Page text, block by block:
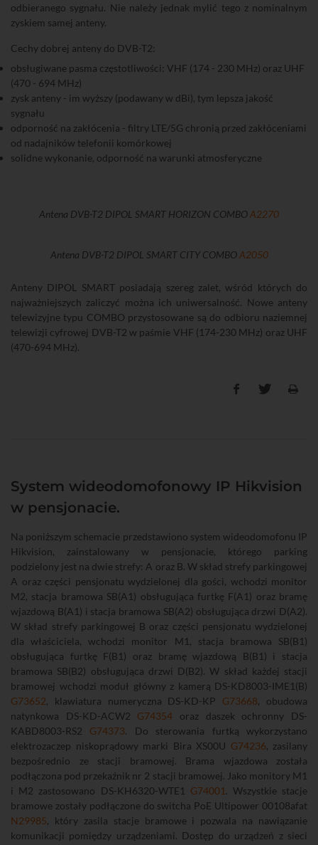
odbieranego sygnału. Nie należy jednak mylić tego z nominalnym
zyskiem samej anteny.
Cechy dobrej anteny do DVB-T2:
obsługiwane pasma częstotliwości: VHF (174 - 230 MHz) oraz UHF
(470 - 694 MHz)
zysk anteny - im wyższy (podawany w dBi), tym lepsza jakość
sygnału
odporność na zakłócenia - filtry LTE/5G chronią przed zakłóceniami
od nadajników telefonii komórkowej
solidne wykonanie, odporność na warunki atmosferyczne
Antena DVB-T2 DIPOL SMART HORIZON COMBOA2270
Antena DVB-T2 DIPOL SMART CITY COMBOA2050
Anteny DIPOL SMART posiadają szereg zalet, wśród których do
najważniejszych zaliczyć można ich uniwersalność. Nowe anteny
telewizyjne typu COMBO przystosowane są do odbioru naziemnej
telewizji cyfrowej DVB-T2 w paśmie VHF (174-230 MHz) oraz UHF
(470-694 MHz).
System wideodomofonowy IP Hikvision
w pensjonacie.
Na poniższym schemacie przedstawiono system wideodomofonu IP
Hikvision, zainstalowany w pensjonacie, którego parking
podzielony jest na dwie strefy: A oraz B. W skład strefy parkingowej
A oraz części pensjonatu wydzielonej dla gości, wchodzi monitor
M2, stacja bramowa SB(A1) obsługująca furtkę F(A1) oraz bramę
wjazdową B(A1) i stacja bramowa SB(A2) obsługująca drzwi D(A2).
W skład strefy parkingowej B oraz części pensjonatu wydzielonej
dla właściciela, wchodzi monitor M1, stacja bramowa SB(B1)
obsługująca furtkę F(B1) oraz bramę wjazdową B(B1) i stacja
bramowa SB(B2) obsługująca drzwi D(B2). W skład każdej stacji
bramowej wchodzi moduł główny z kamerą DS-KD8003-IME1(B)
G73652, klawiatura numeryczna DS-KD-KP G73668, obudowa
natynkowa DS-KD-ACW2 G74354 oraz daszek ochronny DS-
KABD8003-RS2 G74373. Do sterowania furtką wykorzystano
elektrozaczep niskoprądowy marki Bira XS00U G74236, zasilany
bezpośrednio ze stacji bramowej. Brama wjazdowa została
podłączona pod przekaźnik nr 2 stacji bramowej. Jako monitory M1
i M2 zastosowano DS-KH6320-WTE1 G74001 . Wszystkie stacje
bramowe zostały podłączone do switcha PoE Ultipower 00108afat
N29985, który zasila stacje bramowe i pozwala na nawiązanie
komunikacji pomiędzy urządzeniami. Dostęp do urządzeń z sieci